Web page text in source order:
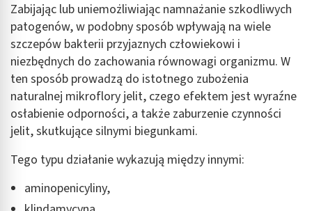
Zabijając lub uniemożliwiając namnażanie szkodliwych
patogenów, w podobny sposób wpływają na wiele
szczepów bakterii przyjaznych człowiekowi i
niezbędnych do zachowania równowagi organizmu. W
ten sposób prowadzą do istotnego zubożenia
naturalnej mikroflory jelit, czego efektem jest wyraźne
osłabienie odporności, a także zaburzenie czynności
jelit, skutkujące silnymi biegunkami.
Tego typu działanie wykazują między innymi:
aminopenicyliny,